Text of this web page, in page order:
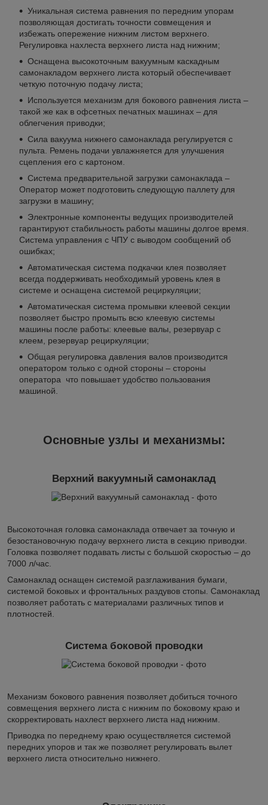
Уникальная система равнения по передним упорам
позволяющая достигать точности совмещения и
избежать опережение нижним листом верхнего.
Регулировка нахлеста верхнего листа над нижним;
Оснащена высокоточным вакуумным каскадным
самонакладом верхнего листа который обеспечивает
четкую поточную подачу листа;
Используется механизм для бокового равнения листа –
такой же как в офсетных печатных машинах – для
облегчения приводки;
Сила вакуума нижнего самонаклада регулируется с
пульта. Ремень подачи увлажняется для улучшения
сцепления его с картоном.
Система предварительной загрузки самонаклада –
Оператор может подготовить следующую паллету для
загрузки в машину;
Электронные компоненты ведущих производителей
гарантируют стабильность работы машины долгое время.
Система управления с ЧПУ с выводом сообщений об
ошибках;
Автоматическая система подкачки клея позволяет
всегда поддерживать необходимый уровень клея в
системе и оснащена системой рециркуляции;
Автоматическая система промывки клеевой секции
позволяет быстро промыть всю клеевую системы
машины после работы: клеевые валы, резервуар с
клеем, резервуар рециркуляции;
Общая регулировка давления валов производится
оператором только с одной стороны – стороны
оператора что повышает удобство пользования
машиной.
Основные узлы и механизмы:
Верхний вакуумный самонаклад
Высокоточная головка самонаклада отвечает за точную и
безостановочную подачу верхнего листа в секцию приводки.
Головка позволяет подавать листы с большой скоростью – до
7000 л/час.
Самонаклад оснащен системой разглаживания бумаги,
системой боковых и фронтальных раздувов стопы. Самонаклад
позволяет работать с материалами различных типов и
плотностей.
Система боковой проводки
Механизм бокового равнения позволяет добиться точного
совмещения верхнего листа с нижним по боковому краю и
скорректировать нахлест верхнего листа над нижним.
Приводка по переднему краю осуществляется системой
передних упоров и так же позволяет регулировать вылет
верхнего листа относительно нижнего.